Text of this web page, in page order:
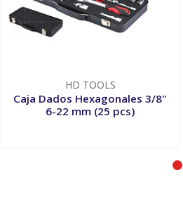
HD TOOLS
Caja Dados Hexagonales 3/8"
6-22 mm (25 pcs)